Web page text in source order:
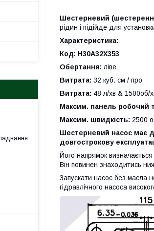
Шестерневий
рідин і підійде для
Характеристика:
Код: H30A32X353
Обертання:ліве
Витрата: 32 куб. см / про
Витрата: 48 л/хв & 1500об/
Максим. панель робочий
Максим. швидкість: 2500
Шестерневий насос має
довгострокову
Його напрямок
Він повинен знаходитись
Запускати насос без масла
гідравлічного насоса